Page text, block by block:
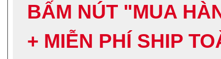
BẤM NÚT "MUA
+ MIỄN PHÍ SHIP